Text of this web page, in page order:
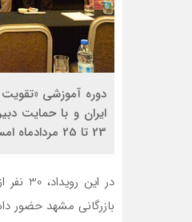
23 تا 25 مردادماه امسال در کشور ترکیه برگزار شد.
در
بازرگانی مشهد حضور